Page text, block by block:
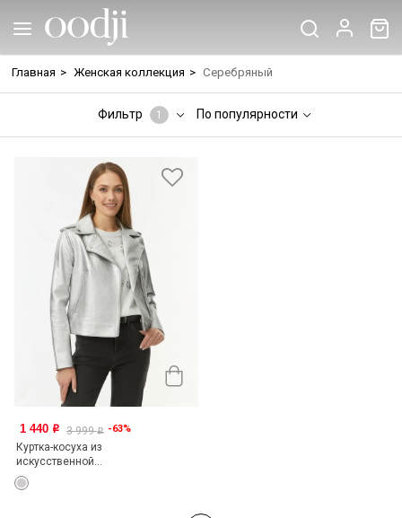
Главная > Женская коллекция > Серебряный
Фильтр 1 По популярности
1 440 o 3 999o -63%
Куртка-косуха из
искусственной...